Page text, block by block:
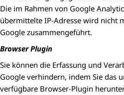
Die im Rahmen von Google
übermittelte IP-Adresse wird nicht
Google zusammengeführt.
Browser Plugin
Sie können die Erfassung und
Google verhindern, indem Sie das
verfügbare Browser-Plugin